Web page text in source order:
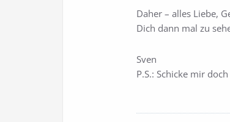
Daher – alles Liebe,
Dich dann mal zu
Sven
P.S.: Schicke mir